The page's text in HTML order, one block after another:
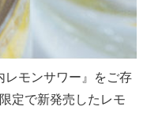
レモンサワー』をご存
定で新発売したレモ